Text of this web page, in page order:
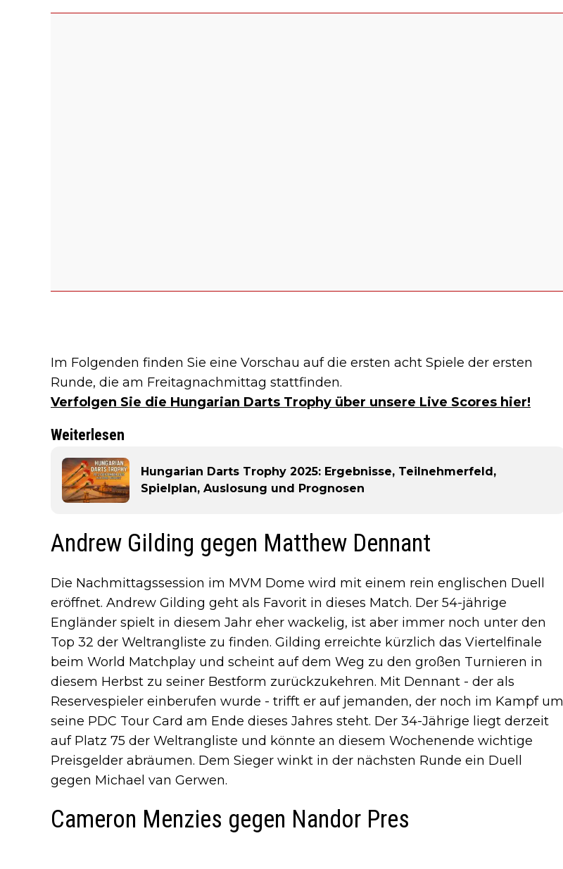
Im Folgenden finden Sie eine Vorschau auf die ersten acht Spiele der ersten
Runde, die am Freitagnachmittag stattfinden.
Verfolgen Sie die Hungarian Darts Trophy über unsere Live Scores hier!
Weiterlesen
Hungarian Darts Trophy 2025: Ergebnisse, Teilnehmerfeld,
Spielplan, Auslosung und Prognosen
Andrew Gilding gegen Matthew Dennant
Die Nachmittagssession im MVM Dome wird mit einem rein englischen Duell
eröffnet. Andrew Gilding geht als Favorit in dieses Match. Der 54-jährige
Engländer spielt in diesem Jahr eher wackelig, ist aber immer noch unter den
Top 32 der Weltrangliste zu finden. Gilding erreichte kürzlich das Viertelfinale
beim World Matchplay und scheint auf dem Weg zu den großen Turnieren in
diesem Herbst zu seiner Bestform zurückzukehren. Mit Dennant - der als
Reservespieler einberufen wurde - trifft er auf jemanden, der noch im Kampf um
seine PDC Tour Card am Ende dieses Jahres steht. Der 34-Jährige liegt derzeit
auf Platz 75 der Weltrangliste und könnte an diesem Wochenende wichtige
Preisgelder abräumen. Dem Sieger winkt in der nächsten Runde ein Duell
gegen Michael van Gerwen.
Cameron Menzies gegen Nandor Pres